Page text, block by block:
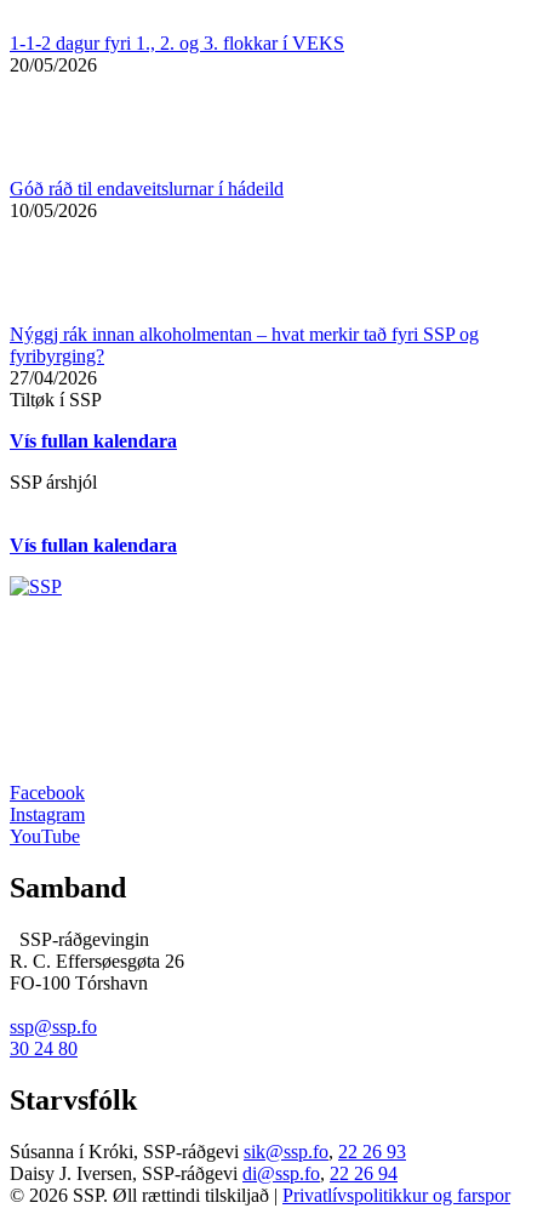
1-1-2 dagur fyri 1., 2. og 3. flokkar í VEKS
20/05/2026
Góð ráð til endaveitslurnar í hádeild
10/05/2026
Nýggj rák innan alkoholmentan – hvat merkir tað fyri SSP og
fyribyrging?
27/04/2026
Tiltøk í SSP
Vís fullan kalendara
SSP árshjól
Vís fullan kalendara
Facebook
Instagram
YouTube
Samband
SSP-ráðgevingin
R. C. Effersøesgøta 26
FO-100 Tórshavn
ssp@ssp.fo
30 24 80
Starvsfólk
Súsanna í Króki, SSP-ráðgevi sik@ssp.fo, 22 26 93
Daisy J. Iversen, SSP-ráðgevi di@ssp.fo, 22 26 94
© 2026 SSP. Øll rættindi tilskiljað | Privatlívspolitikkur og farspor